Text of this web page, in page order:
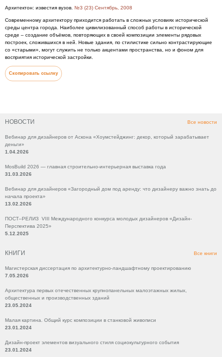
НОВОСТИ Все новости
Вебинар для дизайнеров от Аскона «Хоумстейджинг: декор, который зарабатывает
деньги»
1.04.2026
MosBuild 2026 — главная строительно-интерьерная выставка года
31.03.2026
Вебинар для дизайнеров «Загородный дом под аренду: что дизайнеру важно знать до
начала проекта»
13.02.2026
ПОСТ–РЕЛИЗ VIII Международного конкурса молодых дизайнеров «Дизайн-
Перспектива 2025»
5.12.2025
КНИГИ Все книги
Магистерская диссертация по архитектурно-ландшафтному проектированию
7.05.2026
Архитектура первых отечественных крупнопанельных малоэтажных жилых,
общественных и производственных зданий
23.05.2024
Малая картина. Общий курс композиции в станковой живописи
23.01.2024
Дизайн-проект элементов визуального стиля социокультурного события
23.01.2024
Архитектон: известия вузов. №3 (23) Сентябрь, 2008
Современному архитектору приходится работать в сложных условиях исторической
среды центра города. Наиболее цивилизованный способ работы в исторической
среде – создание объёмов, повторяющих в своей композиции элементы рядовых
построек, сложившихся в ней. Новые здания, по стилистике сильно контрастирующие
со «старыми», могут служить не только акцентами пространства, но и фоном для
восприятия исторической застройки.
Скопировать ссылку